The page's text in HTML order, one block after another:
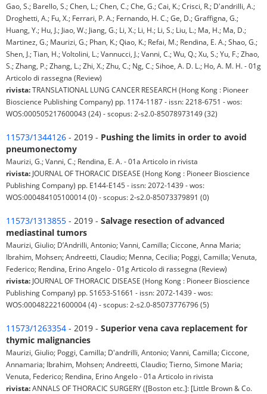
Gao, S.; Barello, S.; Chen, L.; Chen, C.; Che, G.; Cai, K.; Crisci, R.; D'andrilli, A.;
Droghetti, A.; Fu, X.; Ferrari, P. A.; Fernando, H. C.; Ge, D.; Graffigna, G.;
Huang, Y.; Hu, J.; Jiao, W.; Jiang, G.; Li, X.; Li, H.; Li, S.; Liu, L.; Ma, H.; Ma, D.;
Martinez, G.; Maurizi, G.; Phan, K.; Qiao, K.; Refai, M.; Rendina, E. A.; Shao, G.;
Shen, J.; Tian, H.; Voltolini, L.; Vannucci, J.; Vanni, C.; Wu, Q.; Xu, S.; Yu, F.; Zhao,
S.; Zhang, P.; Zhang, L.; Zhi, X.; Zhu, C.; Ng, C.; Sihoe, A. D. L.; Ho, A. M. H. - 01g
Articolo di rassegna (Review)
rivista:TRANSLATIONAL LUNG CANCER RESEARCH (Hong Kong : Pioneer
Bioscience Publishing Company) pp. 1174-1187 - issn: 2218-6751 - wos:
WOS:000505217600043 (24) - scopus: 2-s2.0-85078973149 (32)
11573/1344126 - 2019 - Pushing the limits in order to avoid
pneumonectomy
Maurizi, G.; Vanni, C.; Rendina, E. A. - 01a Articolo in rivista
rivista: JOURNAL OF THORACIC DISEASE (Hong Kong : Pioneer Bioscience
Publishing Company) pp. E144-E145 - issn: 2072-1439 - wos:
WOS:000484105100014 (0) - scopus: 2-s2.0-85073379891 (0)
11573/1313855 - 2019 - Salvage resection of advanced
mediastinal tumors
Maurizi, Giulio; D’Andrilli, Antonio; Vanni, Camilla; Ciccone, Anna Maria;
Ibrahim, Mohsen; Andreetti, Claudio; Menna, Cecilia; Poggi, Camilla; Venuta,
Federico; Rendina, Erino Angelo - 01g Articolo di rassegna (Review)
rivista: JOURNAL OF THORACIC DISEASE (Hong Kong : Pioneer Bioscience
Publishing Company) pp. S1653-S1661 - issn: 2072-1439 - wos:
WOS:000482221600004 (4) - scopus: 2-s2.0-85073776796 (5)
11573/1263354 - 2019 - Superior vena cava replacement for
thymic malignancies
Maurizi, Giulio; Poggi, Camilla; D'andrilli, Antonio; Vanni, Camilla; Ciccone,
Annamaria; Ibrahim, Mohsen; Andreetti, Claudio; Tierno, Simone Maria;
Venuta, Federico; Rendina, Erino Angelo - 01a Articolo in rivista
rivista:ANNALS OF THORACIC SURGERY ([Boston etc.]: [Little Brown & Co.